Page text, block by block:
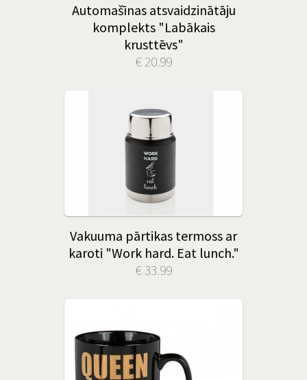
Automašīnas atsvaidzinātāju
komplekts "Labākais
krusttēvs"
€ 20.99
Vakuuma pārtikas termoss ar
karoti "Work hard. Eat lunch."
€ 33.99